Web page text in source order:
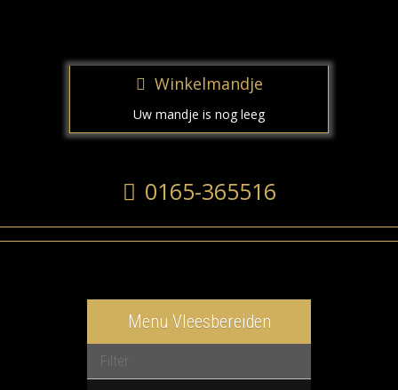
Winkelmandje
Uw mandje is nog leeg
0165-365516
Menu Vleesbereiden